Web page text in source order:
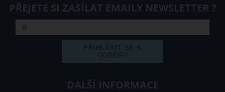
PŘEJETE SI ZASÍLAT EMAILY NEWSLETTER ?
DALŠÍ INFORMACE